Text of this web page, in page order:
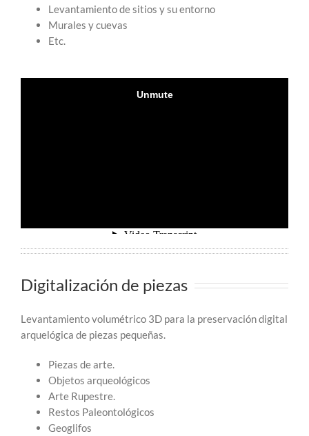
Levantamiento de sitios y su entorno
Murales y cuevas
Etc.
Digitalización de piezas
Levantamiento volumétrico 3D para la preservación digital
arquelógica de piezas pequeñas.
Piezas de arte.
Objetos arqueológicos
Arte Rupestre.
Restos Paleontológicos
Geoglifos